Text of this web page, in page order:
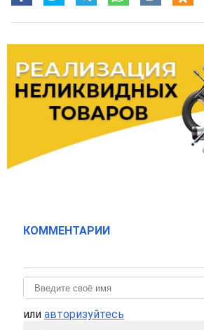
КОММЕНТАРИИ
или авторизуйтесь